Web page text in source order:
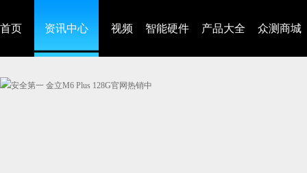
首页 资讯中心 视频 智能硬件 产品大全 众测商城